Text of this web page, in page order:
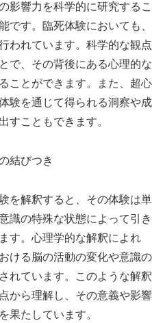
影響力を科学的に研究するこ
です。臨死体験においても、
われています。科学的な観点
で、その背後にある心理的な
ことができます。また、超心
験を通じて得られる洞察や成
すこともできます。
結びつき
を解釈すると、その体験は単
識の特殊な状態によって引き
す。心理学的な解釈によれ
ける脳の活動の変化や意識の
れています。このような解釈
から理解し、その意義や影響
果たしています。